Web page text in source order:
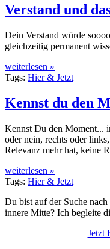
Verstand und
Dein Verstand würde
gleichzeitig permanent
weiterlesen »
Tags: Hier & Jetzt
Kennst du den
Kennst Du den Moment...
oder nein, rechts oder
Relevanz mehr hat, keine
weiterlesen »
Tags: Hier & Jetzt
Du bist auf der Suche
innere Mitte? Ich begleite
Jetzt